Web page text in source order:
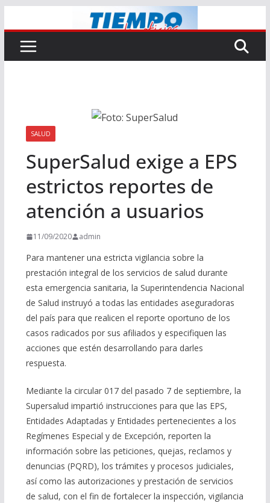
al
contenido
SALUD
SuperSalud exige a EPS
estrictos reportes de
atención a usuarios
11/09/2020 admin
Para mantener una estricta vigilancia sobre la
prestación integral de los servicios de salud durante
esta emergencia sanitaria, la Superintendencia Nacional
de Salud instruyó a todas las entidades aseguradoras
del país para que realicen el reporte oportuno de los
casos radicados por sus afiliados y especifiquen las
acciones que estén desarrollando para darles
respuesta.
Mediante la circular 017 del pasado 7 de septiembre, la
Supersalud impartió instrucciones para que las EPS,
Entidades Adaptadas y Entidades pertenecientes a los
Regímenes Especial y de Excepción, reporten la
información sobre las peticiones, quejas, reclamos y
denuncias (PQRD), los trámites y procesos judiciales,
así como las autorizaciones y prestación de servicios
de salud, con el fin de fortalecer la inspección, vigilancia